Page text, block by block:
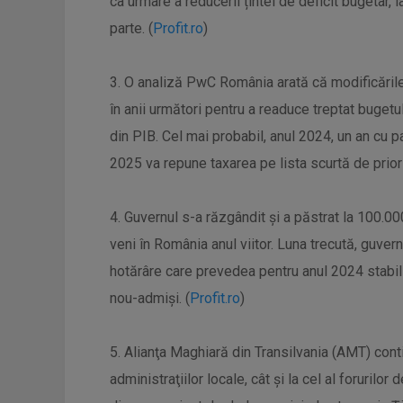
parte. (Profit.ro)
3. O analiză PwC România arată că
în anii următori pentru a readuce treptat
din PIB. Cel mai probabil, anul 2024, un an cu
2025 va repune taxarea pe lista scurtă de
4. Guvernul s-a răzgândit și a păstrat la
veni în România anul viitor. Luna trecută,
hotărâre care prevedea pentru anul 2024
nou-admiși. (Profit.ro)
5. Alianţa Maghiară din Transilvania (AMT)
administraţiilor locale, cât şi la cel al forurilor